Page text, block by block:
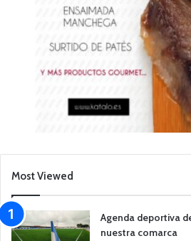
Most Viewed
Agenda deportiva
nuestra comarca